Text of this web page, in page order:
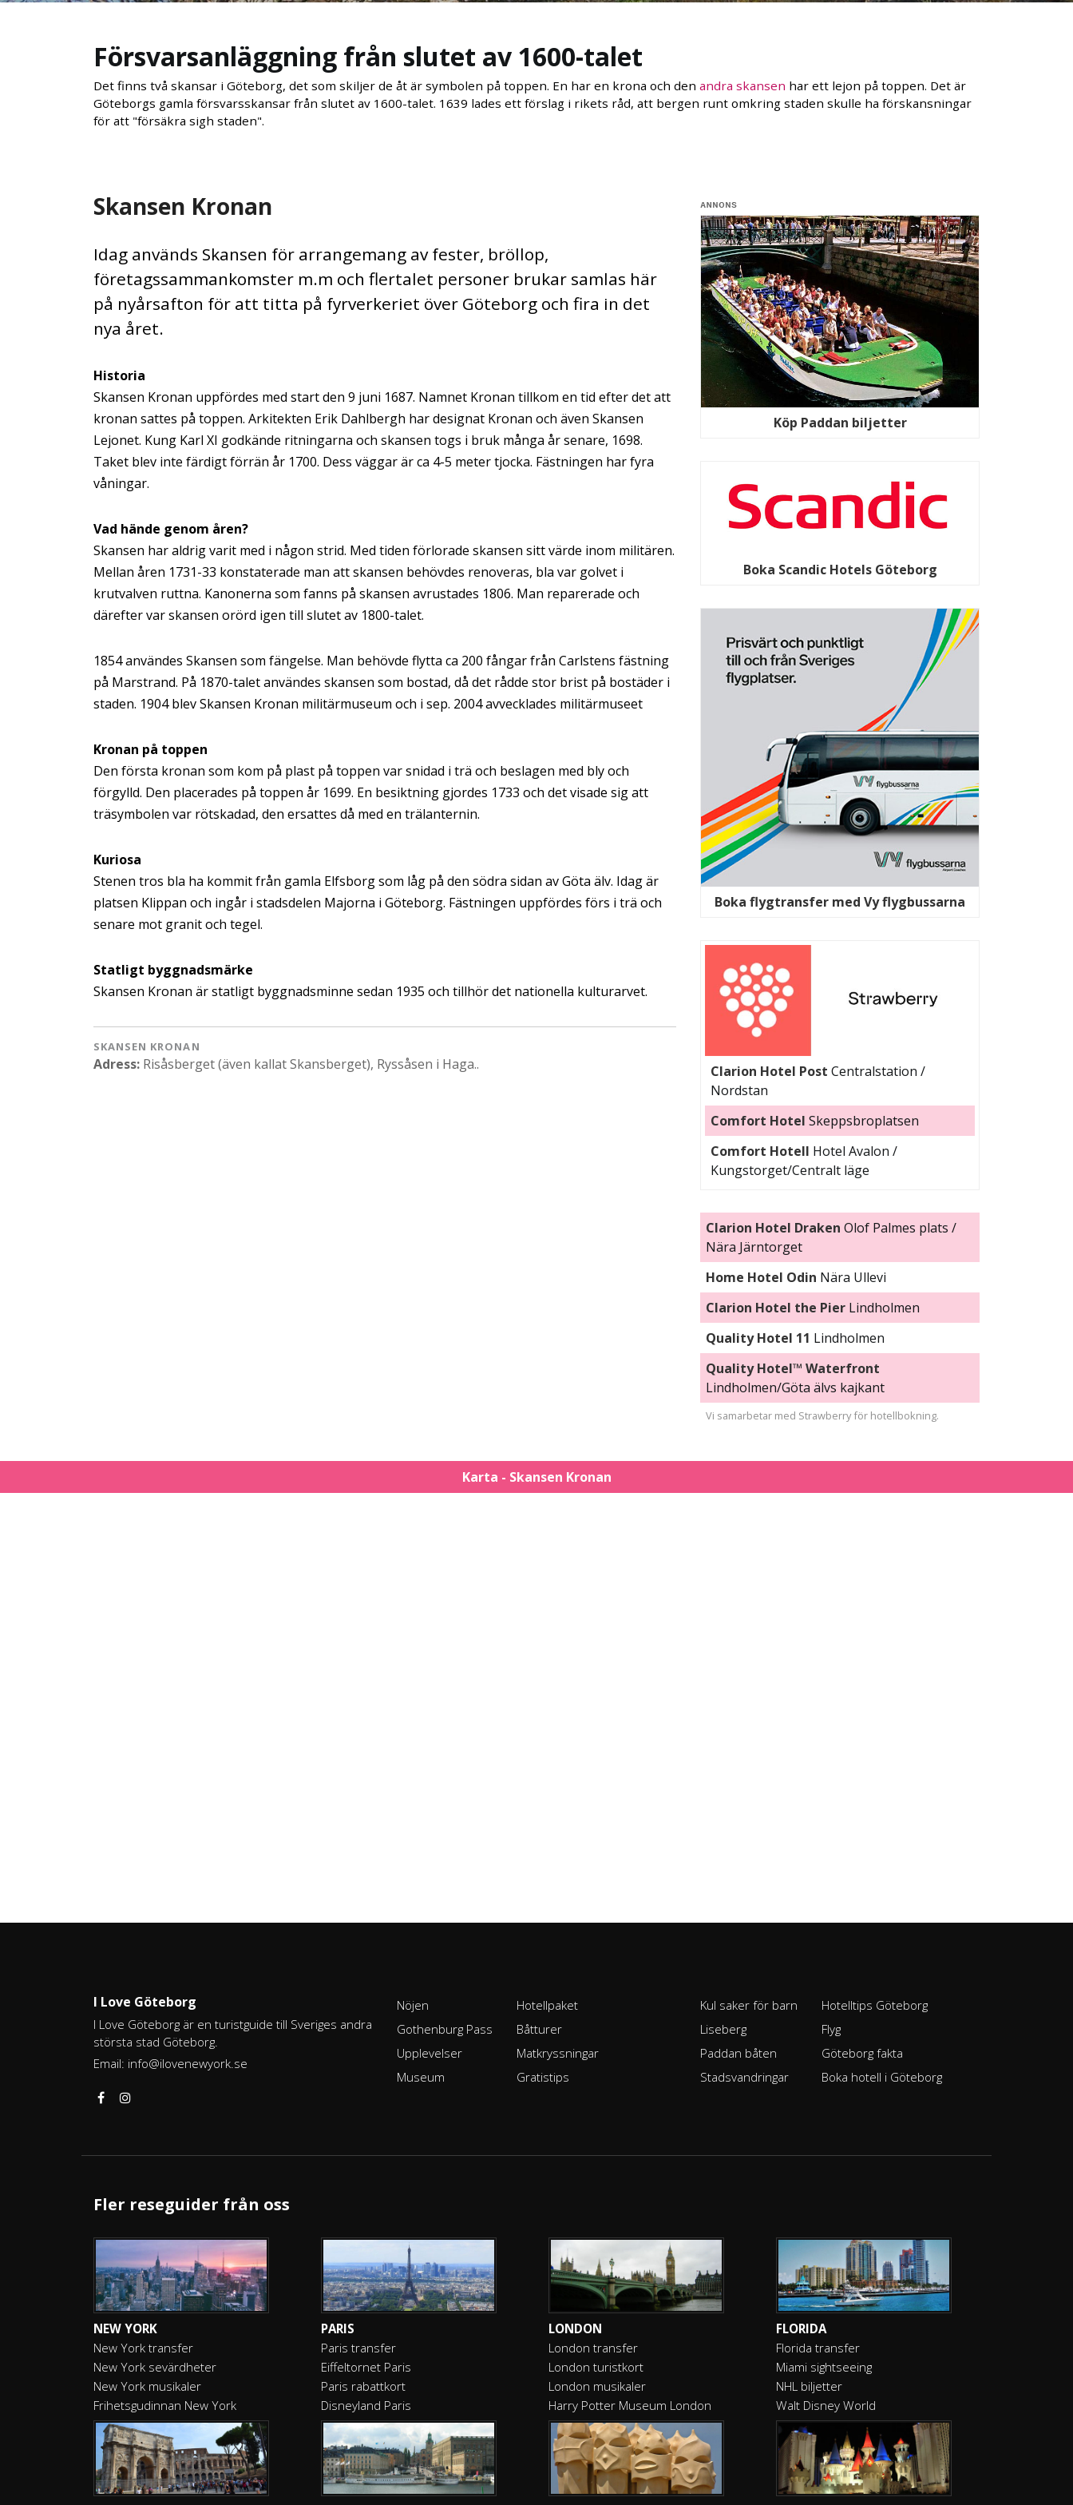
Försvarsanläggning från slutet av 1600-talet
Det finns två skansar i Göteborg, det som skiljer de åt är symbolen på toppen. En har en krona och den andra skansen har ett lejon på toppen. Det är
Göteborgs gamla försvarsskansar från slutet av 1600-talet. 1639 lades ett förslag i rikets råd, att bergen runt omkring staden skulle ha förskansningar
för att "försäkra sigh staden".
Skansen Kronan
Idag används Skansen för arrangemang av fester, bröllop,
företagssammankomster m.m och flertalet personer brukar samlas här
på nyårsafton för att titta på fyrverkeriet över Göteborg och fira in det
nya året.
Historia
Skansen Kronan uppfördes med start den 9 juni 1687. Namnet Kronan tillkom en tid efter det att
kronan sattes på toppen. Arkitekten Erik Dahlbergh har designat Kronan och även Skansen
Lejonet. Kung Karl XI godkände ritningarna och skansen togs i bruk många år senare, 1698.
Taket blev inte färdigt förrän år 1700. Dess väggar är ca 4-5 meter tjocka. Fästningen har fyra
våningar.
Vad hände genom åren?
Skansen har aldrig varit med i någon strid. Med tiden förlorade skansen sitt värde inom militären.
Mellan åren 1731-33 konstaterade man att skansen behövdes renoveras, bla var golvet i
krutvalven ruttna. Kanonerna som fanns på skansen avrustades 1806. Man reparerade och
därefter var skansen orörd igen till slutet av 1800-talet.
1854 användes Skansen som fängelse. Man behövde flytta ca 200 fångar från Carlstens fästning
på Marstrand. På 1870-talet användes skansen som bostad, då det rådde stor brist på bostäder i
staden. 1904 blev Skansen Kronan militärmuseum och i sep. 2004 avvecklades militärmuseet
Kronan på toppen
Den första kronan som kom på plast på toppen var snidad i trä och beslagen med bly och
förgylld. Den placerades på toppen år 1699. En besiktning gjordes 1733 och det visade sig att
träsymbolen var rötskadad, den ersattes då med en trälanternin.
Kuriosa
Stenen tros bla ha kommit från gamla Elfsborg som låg på den södra sidan av Göta älv. Idag är
platsen Klippan och ingår i stadsdelen Majorna i Göteborg. Fästningen uppfördes förs i trä och
senare mot granit och tegel.
Statligt byggnadsmärke
Skansen Kronan är statligt byggnadsminne sedan 1935 och tillhör det nationella kulturarvet.
SKANSEN KRONAN
Adress: Risåsberget (även kallat Skansberget), Ryssåsen i Haga..
Köp Paddan biljetter
Boka Scandic Hotels Göteborg
Boka flygtransfer med Vy flygbussarna
Clarion Hotel Post Centralstation /
Nordstan
Comfort Hotel Skeppsbroplatsen
Comfort Hotell Hotel Avalon /
Kungstorget/Centralt läge
Clarion Hotel Draken Olof Palmes plats /
Nära Järntorget
Home Hotel Odin Nära Ullevi
Clarion Hotel the Pier Lindholmen
Quality Hotel 11 Lindholmen
Quality Hotel™ Waterfront
Lindholmen/Göta älvs kajkant
Vi samarbetar med Strawberry för hotellbokning.
Karta - Skansen Kronan
I Love Göteborg
I Love Göteborg är en turistguide till Sveriges andra
största stad Göteborg.
Email: info@ilovenewyork.se
Nöjen
Gothenburg Pass
Upplevelser
Museum
Hotellpaket
Båtturer
Matkryssningar
Gratistips
Kul saker för barn
Liseberg
Paddan båten
Stadsvandringar
Hotelltips Göteborg
Flyg
Göteborg fakta
Boka hotell i Göteborg
Fler reseguider från oss
NEW YORK
New York transfer
New York sevärdheter
New York musikaler
Frihetsgudinnan New York
PARIS
Paris transfer
Eiffeltornet Paris
Paris rabattkort
Disneyland Paris
LONDON
London transfer
London turistkort
London musikaler
Harry Potter Museum London
FLORIDA
Florida transfer
Miami sightseeing
NHL biljetter
Walt Disney World